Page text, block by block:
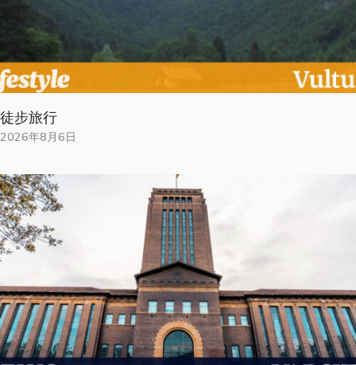
徒步旅行
2026年8月6日